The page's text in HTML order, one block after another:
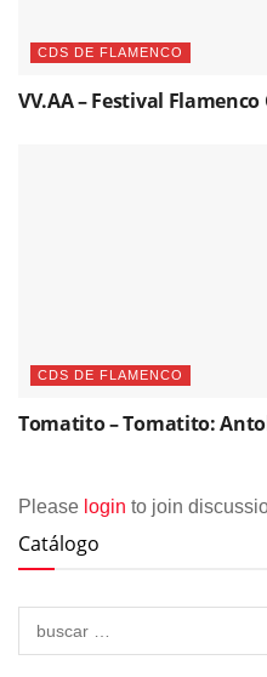
CDS DE FLAMENCO
VV.AA – Festival Flamenco
CDS DE FLAMENCO
Tomatito – Tomatito:
Please login to join
Catálogo